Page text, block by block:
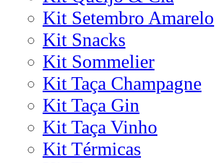
Kit Setembro Amarelo
Kit Snacks
Kit Sommelier
Kit Taça Champagne
Kit Taça Gin
Kit Taça Vinho
Kit Térmicas